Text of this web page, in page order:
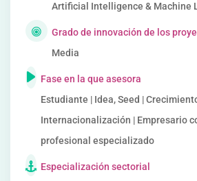
Artificial Intelligence & Machine
Grado de innovación de los
Media
Fase en la que asesora
Estudiante | Idea, Seed |
Internacionalización | Empresario
profesional especializado
Especialización sectorial